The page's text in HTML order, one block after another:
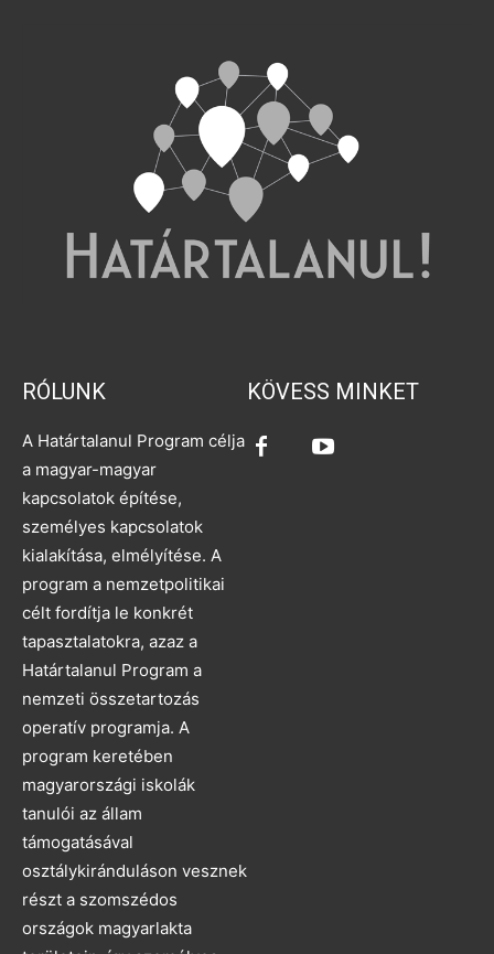
RÓLUNK
A Határtalanul Program célja
a magyar-magyar
kapcsolatok építése,
személyes kapcsolatok
kialakítása, elmélyítése. A
program a nemzetpolitikai
célt fordítja le konkrét
tapasztalatokra, azaz a
Határtalanul Program a
nemzeti összetartozás
operatív programja. A
program keretében
magyarországi iskolák
tanulói az állam
támogatásával
osztálykiránduláson vesznek
részt a szomszédos
országok magyarlakta
KÖVESS MINKET